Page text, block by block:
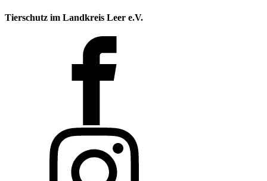
Tierschutz im Landkreis Leer e.V.